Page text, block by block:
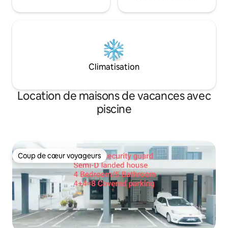
Climatisation
Location de maisons de vacances avec
piscine
Coup de cœur voyageurs
Coup de cœur voyageurs